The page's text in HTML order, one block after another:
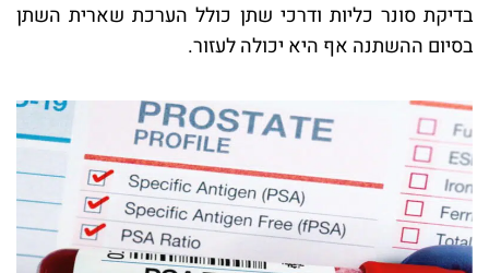
בדיקת סונר כליות ודרכי שתן כולל הערכת שארית השתן
בסיום ההשתנה אף היא יכולה לעזור.